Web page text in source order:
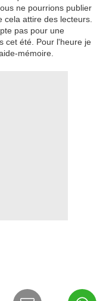
ne pourrions publier
attire des lecteurs.
pas pour une
cet été. Pour l'heure je
mémoire.